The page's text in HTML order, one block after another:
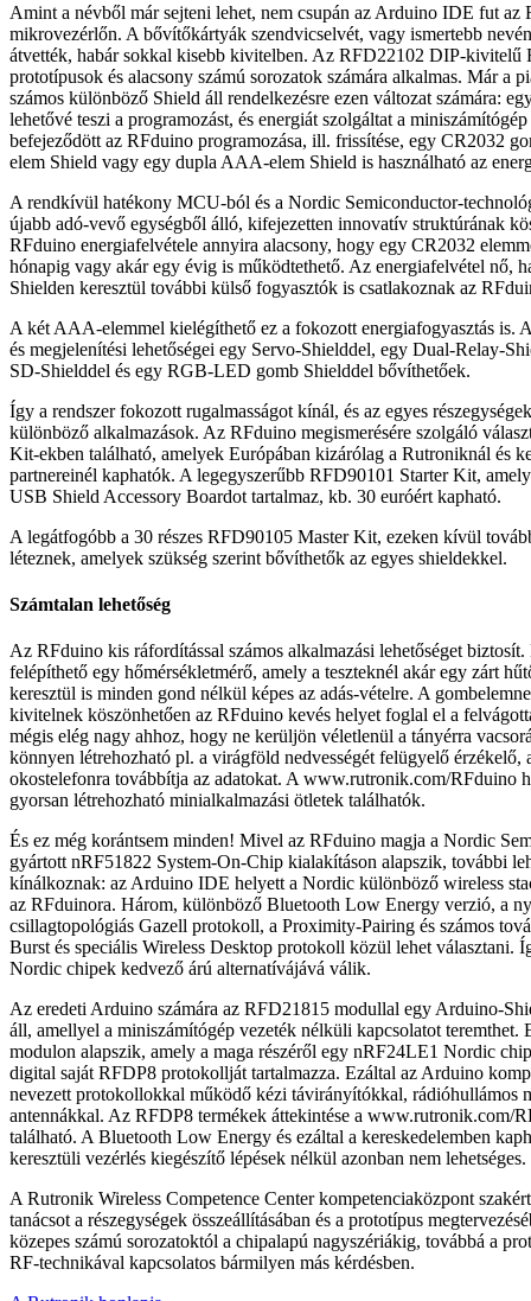
Amint a névből már sejteni lehet, nem csupán az Arduino IDE fut az
mikrovezérlőn. A bővítőkártyák szendvicselvét, vagy ismertebb
átvették, habár sokkal kisebb kivitelben. Az RFD22102 DIP-kivitelű
prototípusok és alacsony számú sorozatok számára alkalmas. Már a
számos különböző Shield áll rendelkezésre ezen változat számára:
lehetővé teszi a programozást, és energiát szolgáltat a
befejeződött az RFduino programozása, ill. frissítése, egy CR2032
elem Shield vagy egy dupla AAA-elem Shield is használható az
A rendkívül hatékony MCU-ból és a Nordic Semiconductor-
újabb adó-vevő egységből álló, kifejezetten innovatív struktúrának
RFduino energiafelvétele annyira alacsony, hogy egy CR2032
hónapig vagy akár egy évig is működtethető. Az energiafelvétel nő,
Shielden keresztül további külső fogyasztók is csatlakoznak az
A két AAA-elemmel kielégíthető ez a fokozott energiafogyasztás is.
és megjelenítési lehetőségei egy Servo-Shielddel, egy Dual-Relay-
SD-Shielddel és egy RGB-LED gomb Shielddel bővíthetőek.
Így a rendszer fokozott rugalmasságot kínál, és az egyes
különböző alkalmazások. Az RFduino megismerésére szolgáló
Kit-ekben található, amelyek Európában kizárólag a Rutroniknál és
partnereinél kaphatók. A leg­egyszerűbb RFD90101 Starter Kit,
USB Shield Accessory Boardot tartalmaz, kb. 30 euróért kapható.
A legátfogóbb a 30 részes RFD90105 Master Kit, ezeken kívül
léteznek, amelyek szükség szerint bővíthetők az egyes shieldekkel.
Számtalan lehetőség
Az RFduino kis ráfordítással számos alkalmazási lehetőséget
felépíthető egy hőmérsékletmérő, amely a teszteknél akár egy zárt
keresztül is minden gond nélkül képes az adás-vételre. A
kivitelnek köszönhetően az RFduino kevés helyet foglal el a
mégis elég nagy ahhoz, hogy ne kerüljön véletlenül a tányérra
könnyen létrehozható pl. a virágföld nedvességét felügyelő érzékelő,
okostelefonra továbbítja az adatokat. A www.rutronik.com/RFduino
gyorsan létrehozható minialkalmazási ötletek találhatók.
És ez még korántsem minden! Mivel az RFduino magja a Nordic
gyártott nRF51822 System-On-Chip kialakításon alapszik, további
kínálkoznak: az Arduino IDE helyett a Nordic különböző wireless
az RFduinora. Három, különböző Bluetooth Low Energy verzió, a
csillagtopológiás Gazell protokoll, a Proximity-Pairing és számos
Burst és speciális Wireless Desktop protokoll közül lehet választani.
Nordic chipek kedvező árú alternatívájává válik.
Az eredeti Arduino számára az RFD21815 modullal egy Arduino-
áll, amellyel a miniszámítógép vezeték nélküli kapcsolatot teremthet.
modulon alapszik, amely a maga részéről egy nRF24LE1 Nordic
digital saját RFDP8 protokollját tartalmazza. Ezáltal az Arduino
nevezett protokollokkal működő kézi távirányítókkal, rádióhullámos
antennákkal. Az RFDP8 termékek áttekintése a www.rutronik.com/
található. A Bluetooth Low Energy és ezáltal a kereskedelemben
keresztüli vezérlés kiegészítő lépések nélkül azonban nem lehetséges.
A Rutronik Wireless Competence Center kompetenciaközpont
tanácsot a részegységek összeállításában és a prototípus
közepes számú sorozatoktól a chipalapú nagyszériákig, továbbá a
RF-technikával kapcsolatos bármilyen más kérdésben.